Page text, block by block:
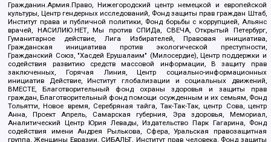
Гражданин.Армия.Право, Нижегородский центр немецкой и европейской
культуры, Центр гендерных исследований, Фонд защиты прав граждан Штаб,
Институт права и публичной политики, Фонд борьбы с коррупцией, Альянс
врачей, НАСИЛИЮ.НЕТ, Мы против СПИДа, СВЕЧА, Открытый Петербург,
Гуманитарное действие, Лига Избирателей, Правовая инициатива,
Гражданская инициатива против экологической преступности,
Гражданский Союз, "Хасдей Ерушалаим" (Милосердие), Центр поддержки и
содействия развитию средств массовой информации, В защиту прав
заключенных, Горячая Линия, Центр социально-информационных
инициатив Действие, Институт глобализации и социальных движений,
ВМЕСТЕ, Благотворительный фонд охраны здоровья и защиты прав
граждан, Благотворительный фонд помощи осужденным и их семьям, Фонд
Тольятти, Новое время, Серебряная тайга, Так-Так-Так, центр Сова, центр
Анна, Проект Апрель, Самарская губерния, Эра здоровья, Мемориал,
Аналитический Центр Юрия Левады, Издательство Парк Гагарина, Фонд
содействия имени Андрея Рылькова, Сфера, Уральская правозащитная
группа, Женщины Евразии, СИБАЛЬТ, Институт прав человека, Фонд защиты